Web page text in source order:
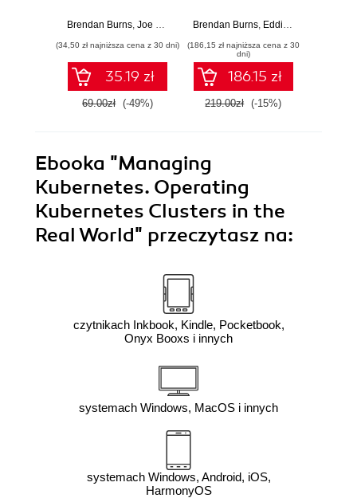
rozproszonych.
Brendan Burns Joe Beda Kelsey Hightower Lachlan Evenson
(34,50 zł najniższa cena z 30 dni)
35.19 zł
69.00zł (-49%)
Brendan Burns, Eddie Villalba
(186,15 zł najniższa cena z 30
dni)
186.15 zł
219.00zł (-15%)
Ebooka "Managing
Kubernetes. Operating
Kubernetes Clusters in the
Real World" przeczytasz na:
czytnikach Inkbook, Kindle, Pocketbook,
Onyx Booxs i innych
systemach Windows, MacOS i innych
systemach Windows, Android, iOS,
HarmonyOS